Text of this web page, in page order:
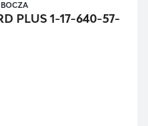
PLUS 1-17-640-57-